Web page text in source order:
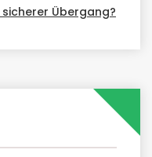
Übergang?